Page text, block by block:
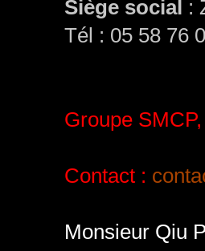
Siège social :
Tél : 05 58 76
Groupe SMCP,
Contact :
Monsieur Qiu